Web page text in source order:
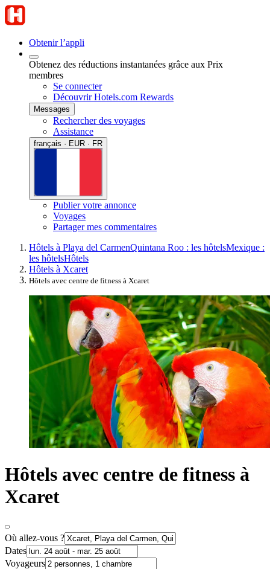
Obtenir l’appli
Obtenez des réductions instantanées grâce aux Prix
membres
Se connecter
Découvrir Hotels.com Rewards
Messages
Rechercher des voyages
Assistance
français · EUR · FR
Publier votre annonce
Voyages
Partager mes commentaires
Hôtels à Playa del CarmenQuintana Roo : les hôtelsMexique :
les hôtelsHôtels
Hôtels à Xcaret
Hôtels avec centre de fitness à Xcaret
Hôtels avec centre de fitness à
Xcaret
Où allez-vous ?
Dates
Voyageurs